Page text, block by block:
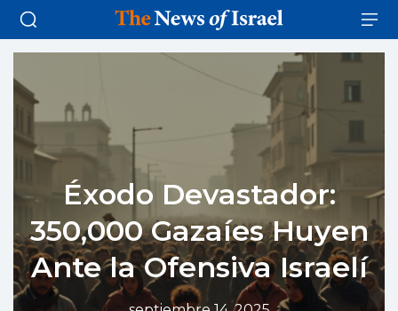
Éxodo Devastador:
350,000 Gazaíes Huyen
Ante la Ofensiva Israelí